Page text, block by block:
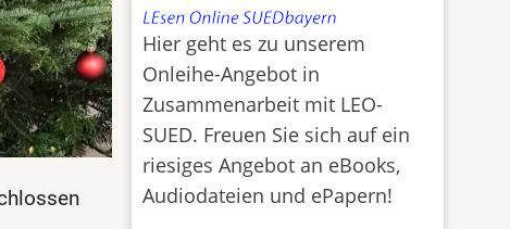
Hier geht es zu unserem
Onleihe-Angebot in
Zusammenarbeit mit LEO-
SUED. Freuen Sie sich auf ein
riesiges Angebot an eBooks,
Audiodateien und ePapern!